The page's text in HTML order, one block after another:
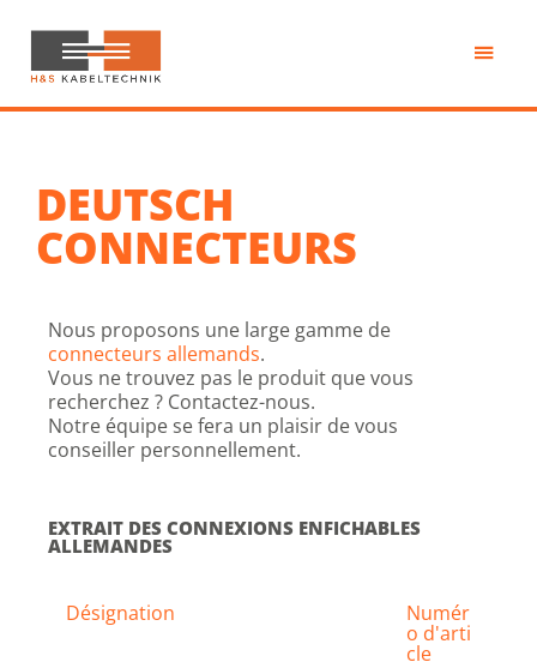
contenu
principal
H&S
Kabeltechnik
DEUTSCH
CONNECTEURS
Nous proposons une large gamme de
connecteurs allemands.
Vous ne trouvez pas le produit que vous
recherchez ? Contactez-nous.
Notre équipe se fera un plaisir de vous
conseiller personnellement.
EXTRAIT DES CONNEXIONS ENFICHABLES
ALLEMANDES
Désignation Numér
o d'arti
cle